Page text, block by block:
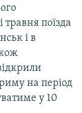
травня поїзда
і в
на період
у 10